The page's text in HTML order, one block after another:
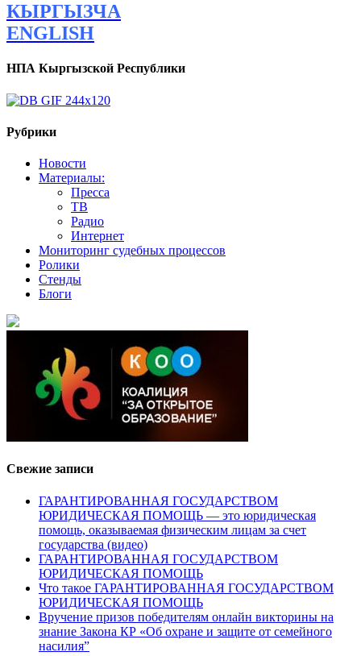
КЫРГЫЗЧА
ENGLISH
НПА Кыргызской Республики
Рубрики
Новости
Материалы:
Пресса
ТВ
Радио
Интернет
Мониторинг судебных процессов
Ролики
Стенды
Блоги
Свежие записи
ГАРАНТИРОВАННАЯ ГОСУДАРСТВОМ
ЮРИДИЧЕСКАЯ ПОМОЩЬ — это юридическая
помощь, оказываемая физическим лицам за счет
государства (видео)
ГАРАНТИРОВАННАЯ ГОСУДАРСТВОМ
ЮРИДИЧЕСКАЯ ПОМОЩЬ
Что такое ГАРАНТИРОВАННАЯ ГОСУДАРСТВОМ
ЮРИДИЧЕСКАЯ ПОМОЩЬ
Вручение призов победителям онлайн викторины на
знание Закона КР «Об охране и защите от семейного
насилия”